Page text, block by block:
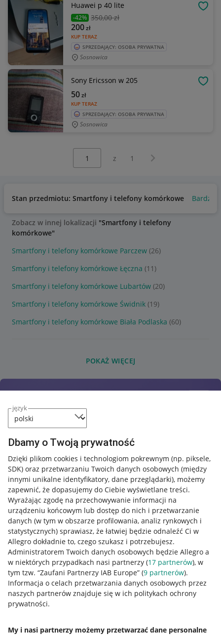
język
Dbamy o Twoją prywatność
Dzięki plikom cookies i technologiom pokrewnym (np. piksele,
SDK) oraz przetwarzaniu Twoich danych osobowych (między
innymi unikalne identyfikatory, dane przeglądarki), możemy
zapewnić, że dopasujemy do Ciebie wyświetlane treści.
Wyrażając zgodę na przechowywanie informacji na
urządzeniu końcowym lub dostęp do nich i przetwarzanie
danych (w tym w obszarze profilowania, analiz rynkowych i
statystycznych) sprawiasz, że łatwiej będzie odnaleźć Ci w
Allegro dokładnie to, czego szukasz i potrzebujesz.
Administratorem Twoich danych osobowych będzie Allegro a
w niektórych przypadkach nasi partnerzy (17 partnerów), w
tym tzw. “Zaufani Partnerzy IAB Europe” (9 partnerów).
Informacja o celach przetwarzania danych osobowych przez
naszych partnerów znajduje się w ich politykach ochrony
prywatności.
My i nasi partnerzy możemy przetwarzać dane personalne
Huawei p 40 lite
-42% 350,00 zł
KUP TERAZ
200zł
SPRZEDAJĄCY: OSOBA PRYWATNA
Sosnowica
Sony Ericsson w 205
KUP TERAZ
50zł
SPRZEDAJĄCY: OSOBA PRYWATNA
Sosnowica
z 1 Następna strona
Stan przedmiotu: Smartfony i telefony komórkowe Bardzo
Zobacz w innej lokalizacji "Smartfony i telefony
komórkowe"
Smartfony i telefony komórkowe Parczew (26)
Smartfony i telefony komórkowe Łęczna (11)
Smartfony i telefony komórkowe Lubartów (20)
Smartfony i telefony komórkowe Świdnik (19)
Smartfony i telefony komórkowe Biała Podlaska (60)
POKAŻ WIĘCEJ
Przydatne informacje
Jak to działa